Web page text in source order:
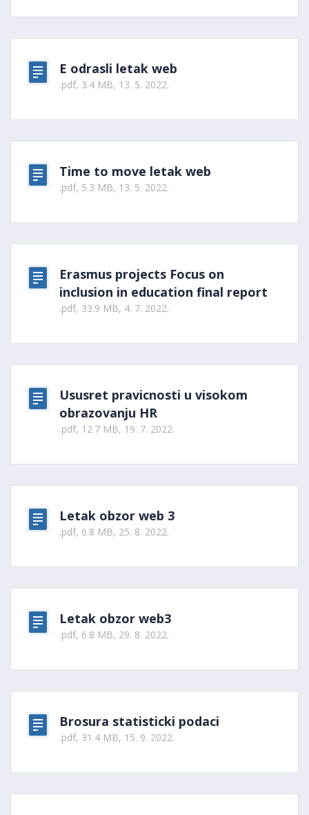
E odrasli letak web
.pdf, 3.4 MB, 13. 5. 2022.
Time to move letak web
.pdf, 5.3 MB, 13. 5. 2022.
Erasmus projects Focus on
inclusion in education final report
.pdf, 33.9 MB, 4. 7. 2022.
Ususret pravicnosti u visokom
obrazovanju HR
.pdf, 12.7 MB, 19. 7. 2022.
Letak obzor web 3
.pdf, 6.8 MB, 25. 8. 2022.
Letak obzor web3
.pdf, 6.8 MB, 29. 8. 2022.
Brosura statisticki podaci
.pdf, 31.4 MB, 15. 9. 2022.